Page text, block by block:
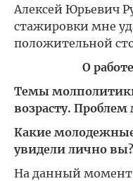
Алексей Юрьевич
стажировки мне
положительной
О
Темы
возрасту.
Какие
увидели лично
На данный момент